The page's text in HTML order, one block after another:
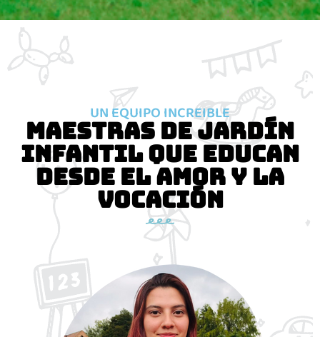
UN EQUIPO INCREIBLE
Maestras de jardín
infantil que educan
desde el amor y la
vocación